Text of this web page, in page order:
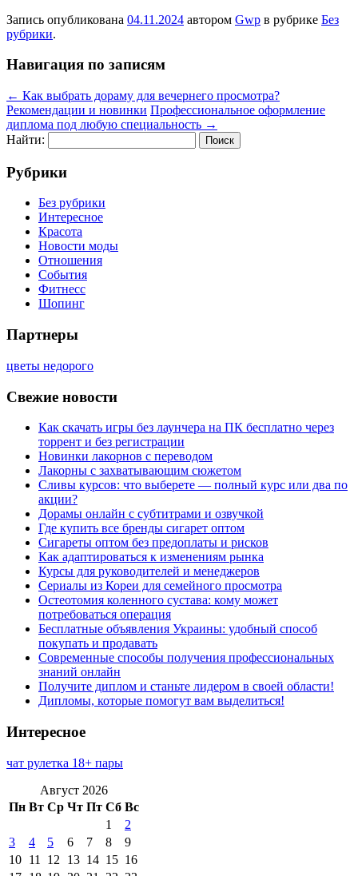
Запись опубликована 04.11.2024 автором Gwp в рубрике Без
рубрики.
Навигация по записям
← Как выбрать дораму для вечернего просмотра?
Рекомендации и новинки Профессиональное оформление
диплома под любую специальность →
Найти:
Рубрики
Без рубрики
Интересное
Красота
Новости моды
Отношения
События
Фитнесс
Шопинг
Партнеры
цветы недорого
Свежие новости
Как скачать игры без лаунчера на ПК бесплатно через
торрент и без регистрации
Новинки лакорнов с переводом
Лакорны с захватывающим сюжетом
Сливы курсов: что выберете — полный курс или два по
акции?
Дорамы онлайн с субтитрами и озвучкой
Где купить все бренды сигарет оптом
Сигареты оптом без предоплаты и рисков
Как адаптироваться к изменениям рынка
Курсы для руководителей и менеджеров
Сериалы из Кореи для семейного просмотра
Остеотомия коленного сустава: кому может
потребоваться операция
Бесплатные объявления Украины: удобный способ
покупать и продавать
Современные способы получения профессиональных
знаний онлайн
Получите диплом и станьте лидером в своей области!
Дипломы, которые помогут вам выделиться!
Интересное
чат рулетка 18+ пары
Август 2026
Пн Вт Ср Чт Пт Сб Вс
1
2
3
4 5 6 7 8
9
10 11 12 13 14 15 16